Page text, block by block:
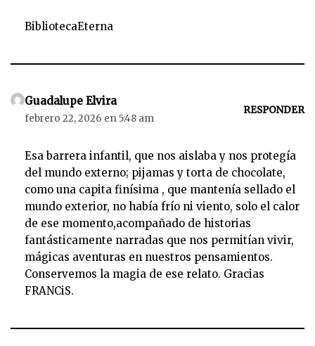
BibliotecaEterna
Guadalupe Elvira
febrero 22, 2026 en 5:48 am
RESPONDER
Esa barrera infantil, que nos aislaba y nos protegía
del mundo externo; pijamas y torta de chocolate,
como una capita finísima , que mantenía sellado el
mundo exterior, no había frío ni viento, solo el calor
de ese momento,acompañado de historias
fantásticamente narradas que nos permitían vivir,
mágicas aventuras en nuestros pensamientos.
Conservemos la magia de ese relato. Gracias
FRANCiS.